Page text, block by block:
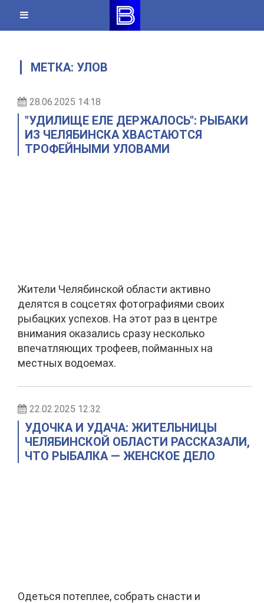
content
МЕТКА: УЛОВ
28.06.2025 14:18
"УДИЛИЩЕ ЕЛЕ ДЕРЖАЛОСЬ": РЫБАКИ
ИЗ ЧЕЛЯБИНСКА ХВАСТАЮТСЯ
ТРОФЕЙНЫМИ УЛОВАМИ
Жители Челябинской области активно
делятся в соцсетях фотографиями своих
рыбацких успехов. На этот раз в центре
внимания оказались сразу несколько
впечатляющих трофеев, пойманных на
местных водоемах.
22.02.2025 12:32
УДОЧКА И УДАЧА: ЖИТЕЛЬНИЦЫ
ЧЕЛЯБИНСКОЙ ОБЛАСТИ РАССКАЗАЛИ,
ЧТО РЫБАЛКА — ЖЕНСКОЕ ДЕЛО
Одеться потеплее, собрать снасти и